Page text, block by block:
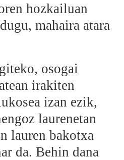
hozkailuan
mahaira atara
osogai
irakiten
izan ezik,
laurenetan
lauren bakotxa
da. Behin dana